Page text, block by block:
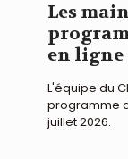
Les
en ligne
L'équipe du
programme
juillet 2026.